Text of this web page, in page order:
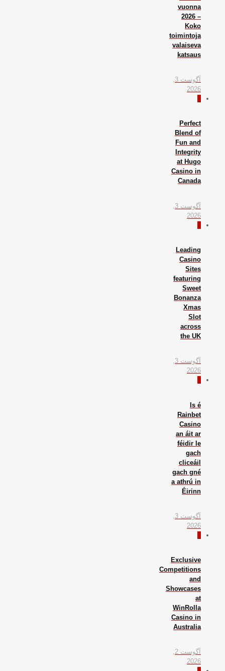
vuonna
2026 –
Koko
toimintoja
valaiseva
katsaus
آگوست 3,
2026
Perfect
Blend of
Fun and
Integrity
at Hugo
Casino in
Canada
2026
Leading
Casino
Sites
featuring
Sweet
Bonanza
Xmas
Slot
across
the UK
آگوست 3,
2026
Is é
Rainbet
Casino
an áit ar
féidir le
gach
cliceáil
gach gné
a athrú in
Éirinn
2026
Exclusive
Competitions
and
Showcases
at
WinRolla
Casino in
Australia
آگوست 2,
2026